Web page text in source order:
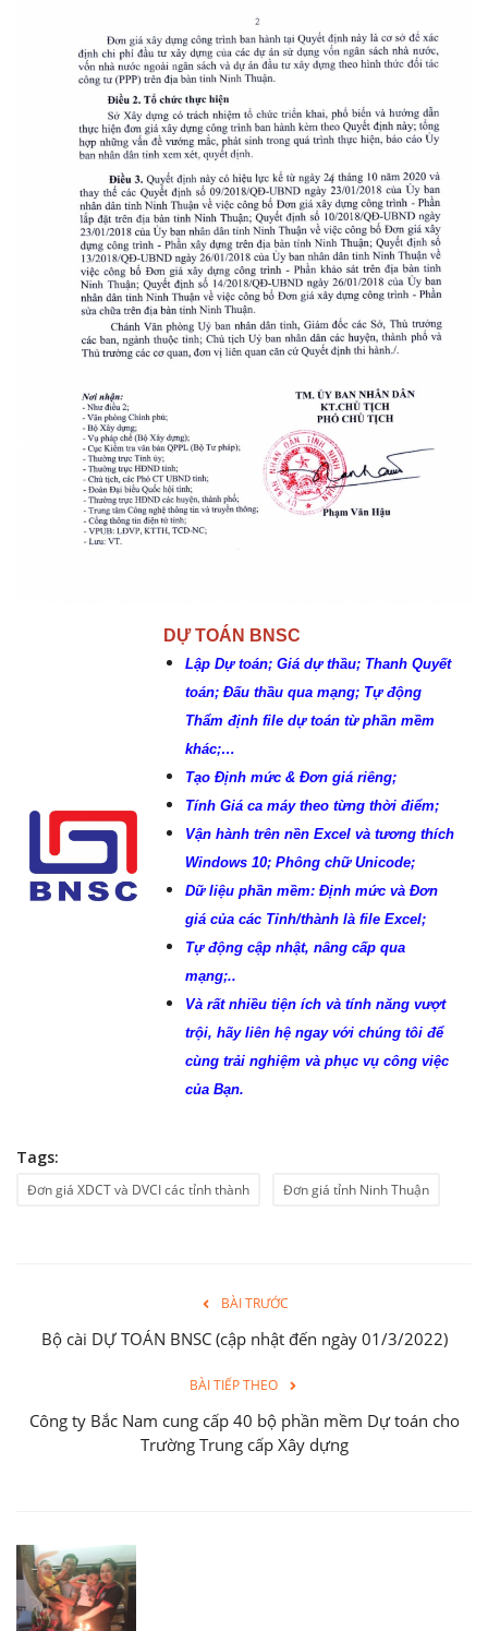
DỰ TOÁN BNSC
Lập Dự toán; Giá dự thầu; Thanh Quyết
toán; Đấu thầu qua mạng; Tự động
Thẩm định file dự toán từ phần mềm
khác;…
Tạo Định mức & Đơn giá riêng;
Tính Giá ca máy theo từng thời điểm;
Vận hành trên nền Excel và tương thích
Windows 10; Phông chữ Unicode;
Dữ liệu phần mềm: Định mức và Đơn
giá của các Tỉnh/thành là file Excel;
Tự động cập nhật, nâng cấp qua
mạng;..
Và rất nhiều tiện ích và tính năng vượt
trội, hãy liên hệ ngay với chúng tôi để
cùng trải nghiệm và phục vụ công việc
của Bạn.
Tags:
Đơn giá XDCT và DVCI các tỉnh thành Đơn giá tỉnh Ninh Thuận
BÀI TRƯỚC
Bộ cài DỰ TOÁN BNSC (cập nhật đến ngày 01/3/2022)
BÀI TIẾP THEO
Công ty Bắc Nam cung cấp 40 bộ phần mềm Dự toán cho
Trường Trung cấp Xây dựng